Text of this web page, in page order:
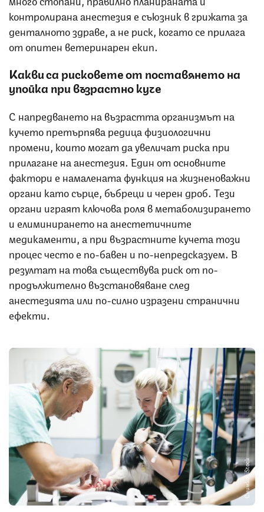
контролирана анестезия е съюзник в грижата за
денталното здраве, а не риск, когато се прилага
от опитен ветеринарен екип.
Какви са рисковете от поставянето на
упойка при възрастно куче
С напредването на възрастта организмът на
кучето претърпява редица физиологични
промени, които могат да увеличат риска при
прилагане на анестезия. Един от основните
фактори е намалената функция на жизненоважни
органи като сърце, бъбреци и черен дроб. Тези
органи играят ключова роля в метаболизирането
и елиминирането на анестетичните
медикаменти, а при възрастните кучета този
процес често е по-бавен и по-непредсказуем. В
резултат на това съществува риск от по-
продължително възстановяване след
анестезията или по-силно изразени странични
ефекти.
Снимка: iStock